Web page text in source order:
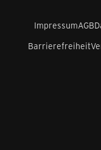
ImpressumAGB
Barrierefreiheit